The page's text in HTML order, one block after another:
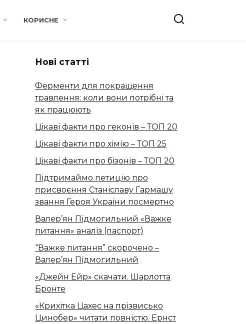
КОРИСНЕ
Нові статті
Ферменти для покращення
травлення: коли вони потрібні та
як працюють
Цікаві факти про геконів – ТОП 20
Цікаві факти про хімію – ТОП 25
Цікаві факти про бізонів – ТОП 20
Підтримаймо петицію про
присвоєння Станіславу Гармашу
звання Героя України посмертно
Валер’ян Підмогильний «Важке
питання» аналіз (паспорт)
“Важке питання” скорочено –
Валер’ян Підмогильний
«Джейн Ейр» скачати. Шарлотта
Бронте
«Крихітка Цахес на прізвисько
Цинобер» читати повністю. Ернст